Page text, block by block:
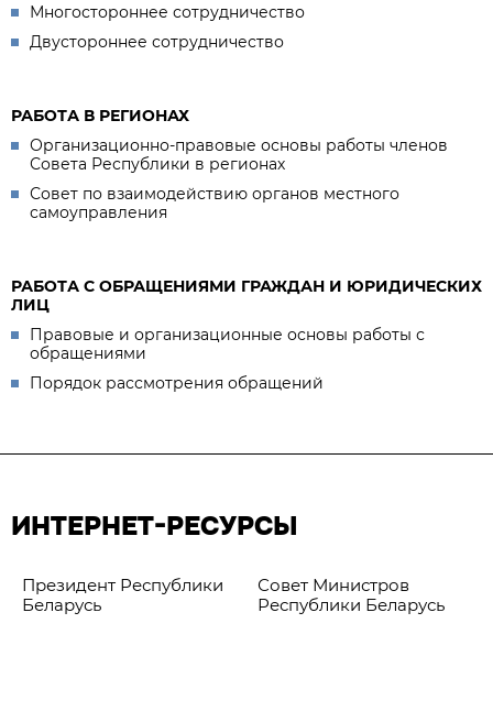
Многостороннее сотрудничество
Двустороннее сотрудничество
РАБОТА В РЕГИОНАХ
Организационно-правовые основы работы членов
Совета Республики в регионах
Совет по взаимодействию органов местного
самоуправления
РАБОТА С ОБРАЩЕНИЯМИ ГРАЖДАН И ЮРИДИЧЕСКИХ
ЛИЦ
Правовые и организационные основы работы с
обращениями
Порядок рассмотрения обращений
ИНТЕРНЕТ-РЕСУРСЫ
Президент Республики
Беларусь
Совет Министров
Республики Беларусь